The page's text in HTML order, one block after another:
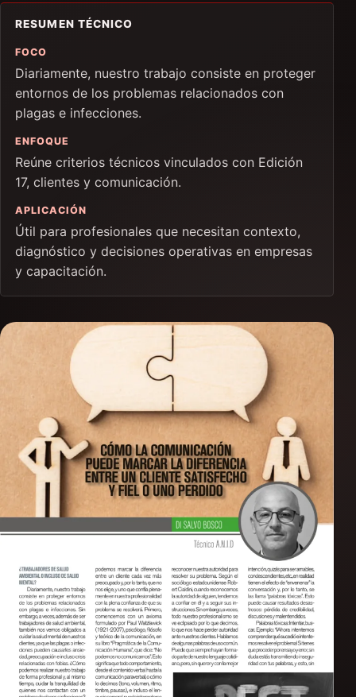
RESUMEN TÉCNICO
FOCO
Diariamente, nuestro trabajo consiste en proteger
entornos de los problemas relacionados con
plagas e infecciones.
ENFOQUE
Reúne criterios técnicos vinculados con Edición
17, clientes y comunicación.
APLICACIÓN
Útil para profesionales que necesitan contexto,
diagnóstico y decisiones operativas en empresas
y capacitación.